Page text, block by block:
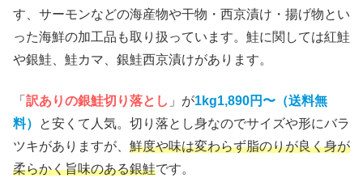
す、サーモンなどの海産物や干物・西京漬け・揚げ物とい
った海鮮の加工品も取り扱っています。鮭に関しては紅鮭
や銀鮭、鮭カマ、銀鮭西京漬けがあります。
「 訳ありの銀鮭切り落とし 」が1kg1,890円〜（送料無
料）
と安くて人気。切り落とし身なのでサイズや形にバラ
ツキがありますが、 鮮度や味は変わらず脂のりが良く身が
柔らかく旨味のある銀鮭です。